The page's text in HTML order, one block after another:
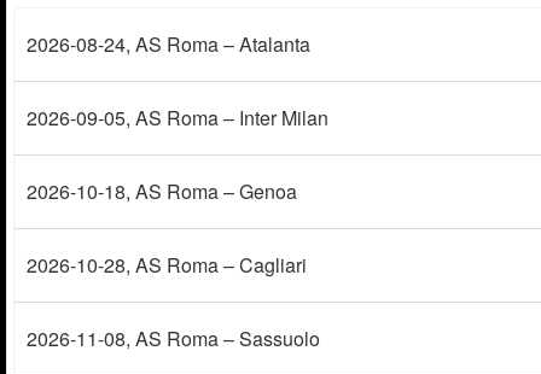
2026-08-24, AS Roma – Atalanta
2026-09-05, AS Roma – Inter Milan
2026-10-18, AS Roma – Genoa
2026-10-28, AS Roma – Cagliari
2026-11-08, AS Roma – Sassuolo